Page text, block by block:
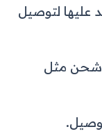
عليها لتوصيل
شحن مثل